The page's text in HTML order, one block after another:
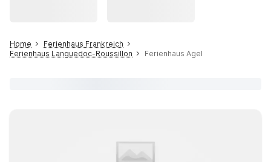
Home
Ferienhaus Frankreich
Ferienhaus Languedoc-Roussillon
Ferienhaus Agel